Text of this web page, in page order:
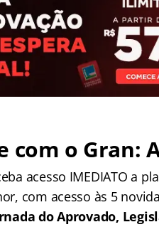
com o Gran:
acesso IMEDIATO a
com acesso às 5
do Aprovado,